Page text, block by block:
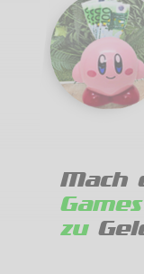
Mach
zu